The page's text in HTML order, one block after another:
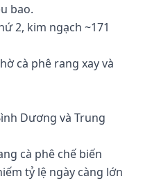
bao.
2, kim ngạch ~171
cà phê rang xay và
Dương và Trung
cà phê chế biến
tỷ lệ ngày càng lớn